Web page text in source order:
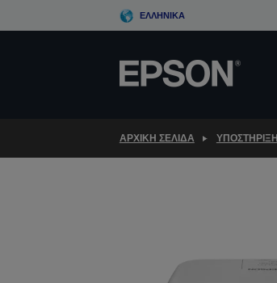
to
ΕΛΛΗΝΙΚΆ
ΑΡΧΙΚΗ ΣΕΛΙΔΑ ΥΠΟΣΤΉΡΙΞΗ